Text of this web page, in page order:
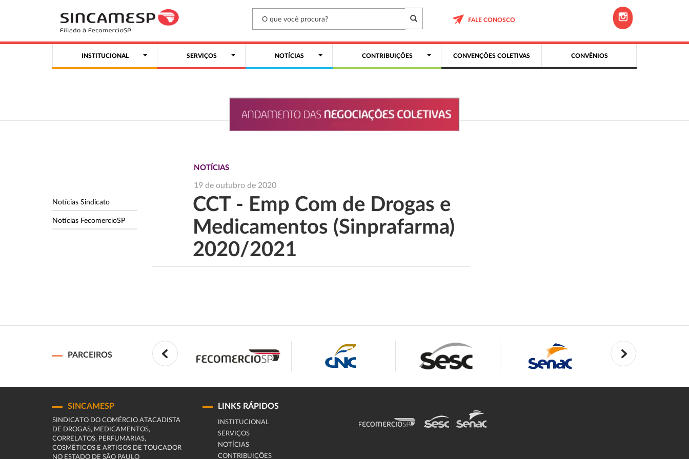
FALE CONOSCO
INSTITUCIONAL SERVIÇOS NOTÍCIAS CONTRIBUIÇÕES CONVENÇÕES COLETIVAS CONVÊNIOS
Notícias Sindicato
Notícias FecomercioSP
NOTÍCIAS
19 de outubro de 2020
CCT - Emp Com de Drogas e
Medicamentos (Sinprafarma)
2020/2021
PARCEIROS
SINCAMESP
SINDICATO DO COMÉRCIO ATACADISTA
DE DROGAS, MEDICAMENTOS,
CORRELATOS, PERFUMARIAS,
COSMÉTICOS E ARTIGOS DE TOUCADOR
NO ESTADO DE SÃO PAULO
LINKS RÁPIDOS
INSTITUCIONAL
SERVIÇOS
NOTÍCIAS
CONTRIBUIÇÕES